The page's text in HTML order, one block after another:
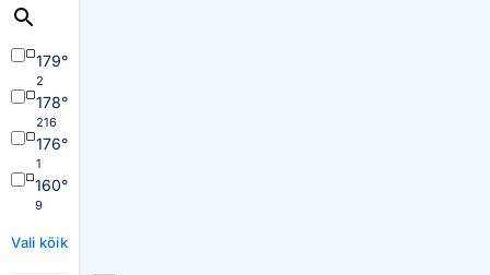
179°
2
178°
216
176°
1
160°
9
Vali kõik